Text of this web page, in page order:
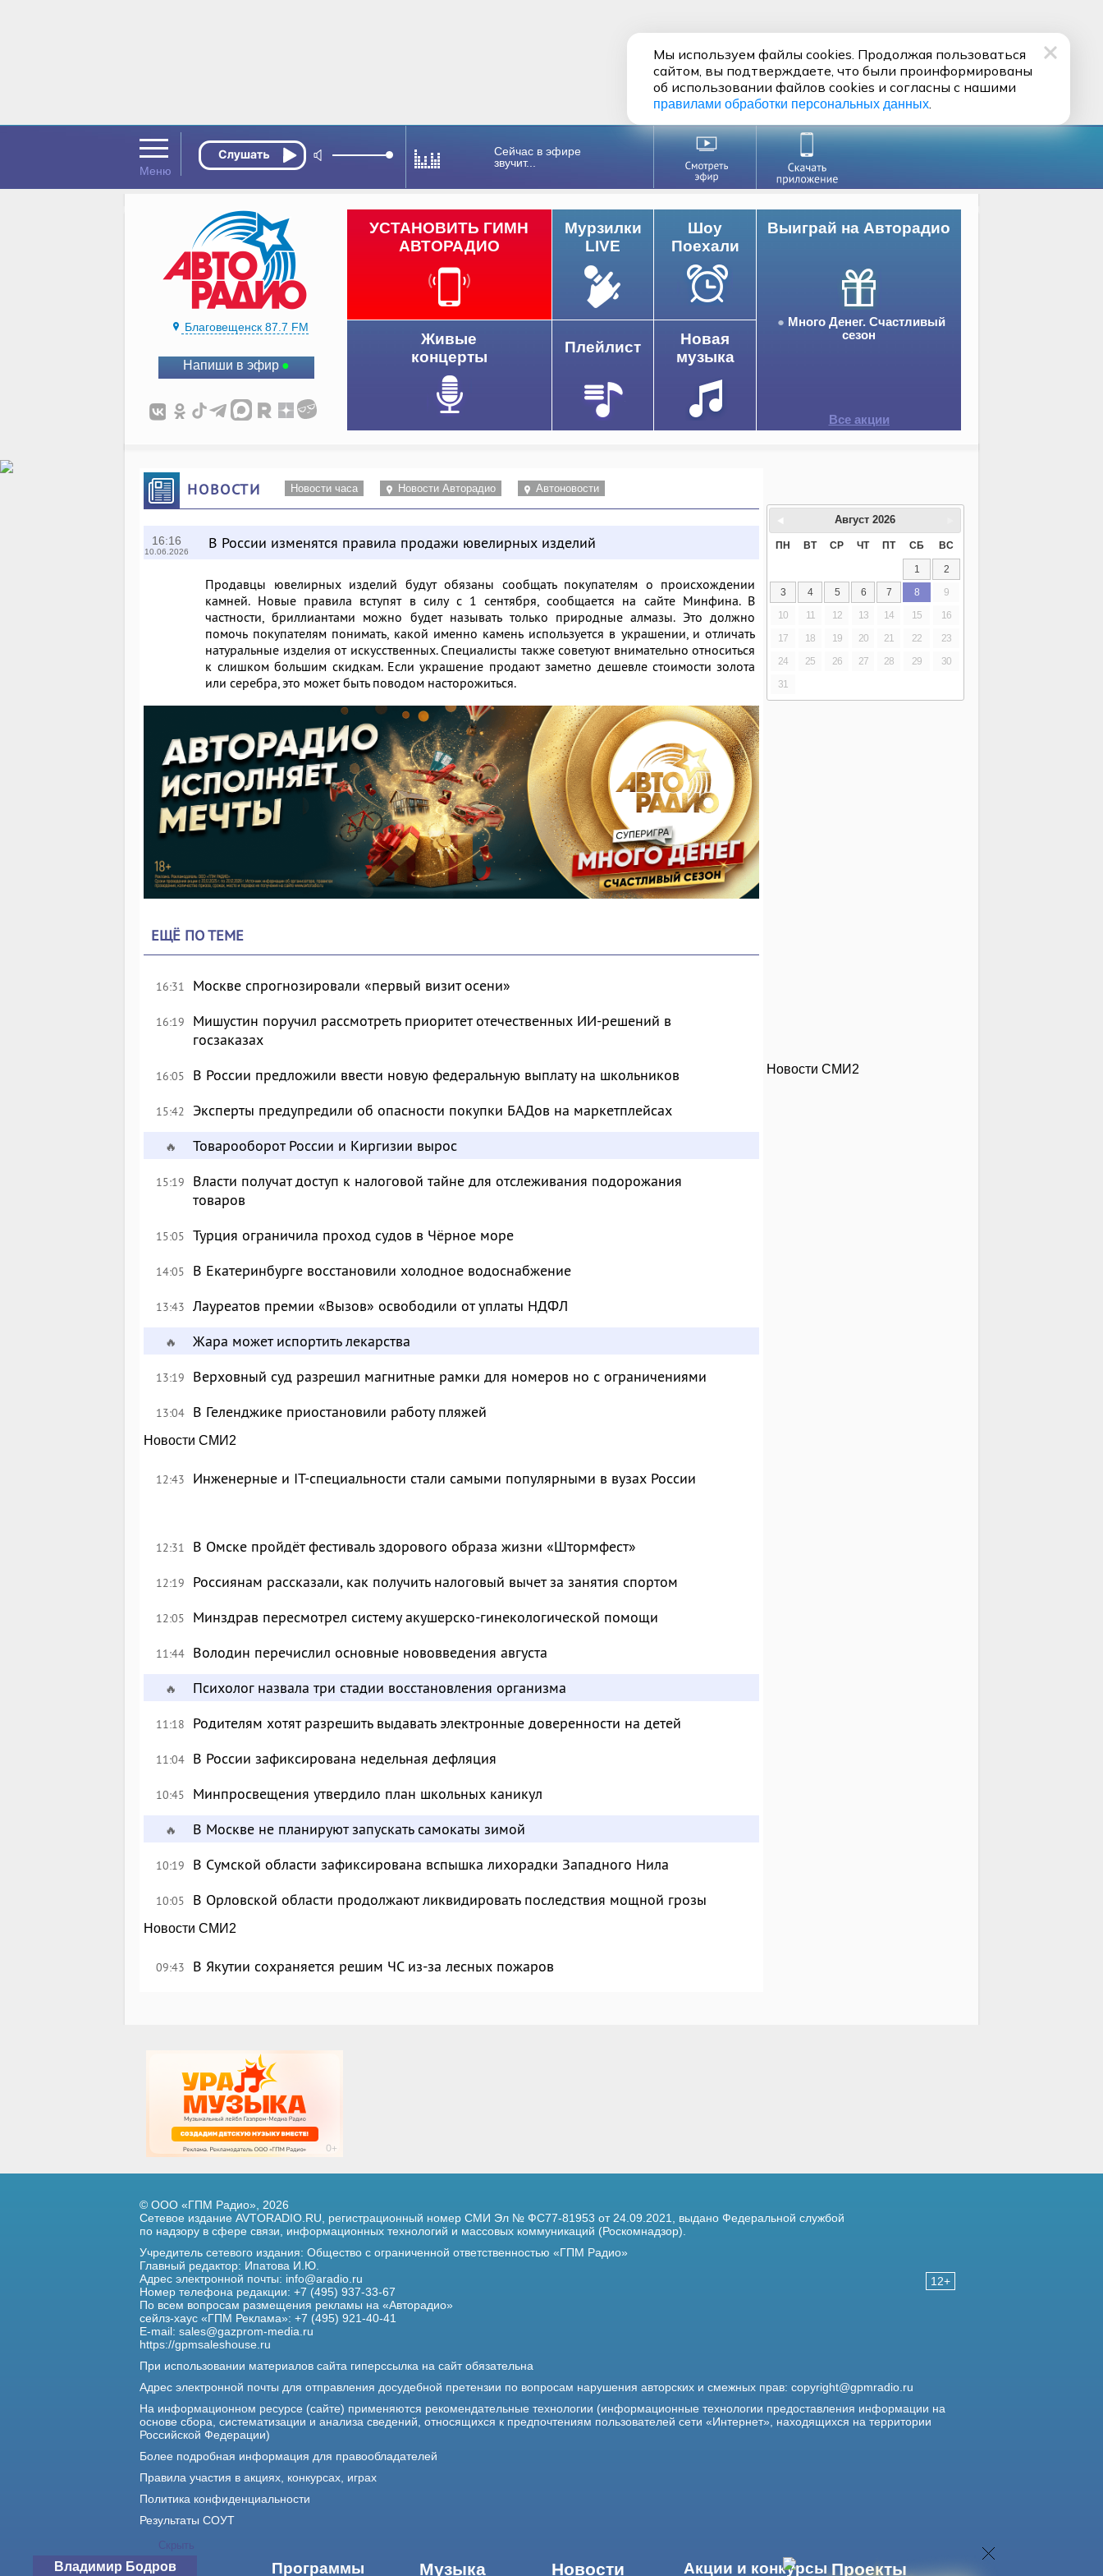
Сейчас в эфире
звучит...
Благовещенск 87.7 FM
Напиши в эфир
Выиграй на Авторадио
Много Денег. Счастливый
сезон
Все акции
УСТАНОВИТЬ ГИМН
АВТОРАДИО
Мурзилки
LIVE
Шоу
Поехали
Живые
концерты
Плейлист
Новая
музыка
НОВОСТИ Новости часа Новости Авторадио Автоновости
16:16
10.06.2026 В России изменятся правила продажи ювелирных изделий
Продавцы ювелирных изделий будут обязаны сообщать покупателям о происхождении
камней. Новые правила вступят в силу с 1 сентября, сообщается на сайте Минфина. В
частности, бриллиантами можно будет называть только природные алмазы. Это должно
помочь покупателям понимать, какой именно камень используется в украшении, и отличать
натуральные изделия от искусственных. Специалисты также советуют внимательно относиться
к слишком большим скидкам. Если украшение продают заметно дешевле стоимости золота
или серебра, это может быть поводом насторожиться.
ЕЩЁ ПО ТЕМЕ
16:31 Москве спрогнозировали «первый визит осени»
16:19
Мишустин поручил рассмотреть приоритет отечественных ИИ-решений в
госзаказах
16:05 В России предложили ввести новую федеральную выплату на школьников
15:42 Эксперты предупредили об опасности покупки БАДов на маркетплейсах
🔥 Товарооборот России и Киргизии вырос
15:19
Власти получат доступ к налоговой тайне для отслеживания подорожания
товаров
15:05 Турция ограничила проход судов в Чёрное море
14:05 В Екатеринбурге восстановили холодное водоснабжение
13:43 Лауреатов премии «Вызов» освободили от уплаты НДФЛ
🔥 Жара может испортить лекарства
13:19 Верховный суд разрешил магнитные рамки для номеров но с ограничениями
13:04 В Геленджике приостановили работу пляжей
Новости СМИ2
12:43 Инженерные и IT-специальности стали самыми популярными в вузах России
12:31 В Омске пройдёт фестиваль здорового образа жизни «Штормфест»
12:19 Россиянам рассказали, как получить налоговый вычет за занятия спортом
12:05 Минздрав пересмотрел систему акушерско-гинекологической помощи
11:44 Володин перечислил основные нововведения августа
🔥 Психолог назвала три стадии восстановления организма
11:18 Родителям хотят разрешить выдавать электронные доверенности на детей
11:04 В России зафиксирована недельная дефляция
10:45 Минпросвещения утвердило план школьных каникул
🔥 В Москве не планируют запускать самокаты зимой
10:19 В Сумской области зафиксирована вспышка лихорадки Западного Нила
10:05 В Орловской области продолжают ликвидировать последствия мощной грозы
Новости СМИ2
09:43 В Якутии сохраняется решим ЧС из-за лесных пожаров
Август 2026
ПН ВТ СР ЧТ ПТ СБ ВС
1
2
3
4 5 6 7 8
9
10
11 12 13 14 15
16
17
18 19 20 21 22
23
24
25 26 27 28 29
30
31
Новости СМИ2
Скрыть
Владимир Бодров
12+
© ООО «ГПМ Радио», 2026
Сетевое издание AVTORADIO.RU, регистрационный номер СМИ Эл № ФС77-81953 от 24.09.2021, выдано Федеральной службой
по надзору в сфере связи, информационных технологий и массовых коммуникаций (Роскомнадзор).
Учредитель сетевого издания: Общество с ограниченной ответственностью «ГПМ Радио»
Главный редактор: Ипатова И.Ю.
Адрес электронной почты: info@aradio.ru
Номер телефона редакции: +7 (495) 937-33-67
По всем вопросам размещения рекламы на «Авторадио»
сейлз-хаус «ГПМ Реклама»: +7 (495) 921-40-41
E-mail: sales@gazprom-media.ru
https://gpmsaleshouse.ru
При использовании материалов сайта гиперссылка на сайт обязательна
Адрес электронной почты для отправления досудебной претензии по вопросам нарушения авторских и смежных прав: copyright@gpmradio.ru
На информационном ресурсе (сайте) применяются рекомендательные технологии (информационные технологии предоставления информации на
основе сбора, систематизации и анализа сведений, относящихся к предпочтениям пользователей сети «Интернет», находящихся на территории
Российской Федерации)
Более подробная информация для правообладателей
Правила участия в акциях, конкурсах, играх
Политика конфиденциальности
Результаты СОУТ
О нас Программы Музыка Новости Акции и конкурсы Проекты
Мы используем файлы cookies. Продолжая пользоваться
сайтом, вы подтверждаете, что были проинформированы
об использовании файлов cookies и согласны с нашими
правилами обработки персональных данных.